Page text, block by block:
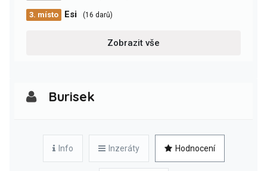
3. místo Esi (16 darů)
Zobrazit vše
Burisek
Info Inzeráty Hodnocení